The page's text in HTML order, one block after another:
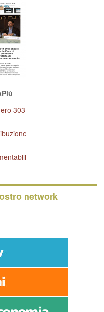
303
network